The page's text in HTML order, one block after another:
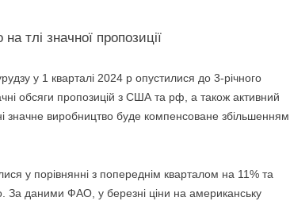
у 1 кварталі 2024 р опустилися до 3-річного
обсяги пропозицій з США та рф, а також активний
значне виробництво буде компенсоване збільшенням
у порівнянні з попереднім кварталом на 11% та
За даними ФАО, у березні ціни на американську